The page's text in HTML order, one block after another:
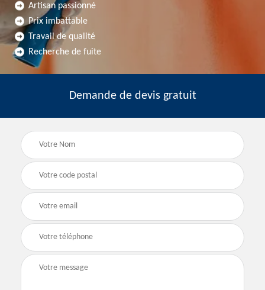
Artisan passionné
Prix imbattable
Travail de qualité
Recherche de fuite
Demande de devis gratuit